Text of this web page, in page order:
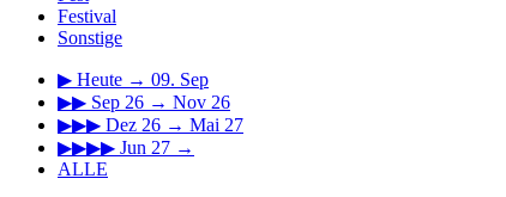
Festival
Sonstige
▶ Heute → 09. Sep
▶▶ Sep 26 → Nov 26
▶▶▶ Dez 26 → Mai 27
▶▶▶▶ Jun 27 →
ALLE